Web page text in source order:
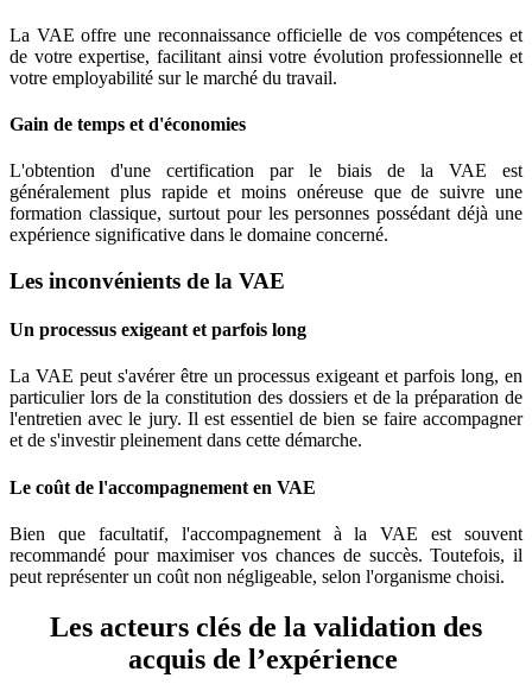
La VAE offre une reconnaissance officielle de vos compétences et
de votre expertise, facilitant ainsi votre évolution professionnelle et
votre employabilité sur le marché du travail.
Gain de temps et d'économies
L'obtention d'une certification par le biais de la VAE est
généralement plus rapide et moins onéreuse que de suivre une
formation classique, surtout pour les personnes possédant déjà une
expérience significative dans le domaine concerné.
Les inconvénients de la VAE
Un processus exigeant et parfois long
La VAE peut s'avérer être un processus exigeant et parfois long, en
particulier lors de la constitution des dossiers et de la préparation de
l'entretien avec le jury. Il est essentiel de bien se faire accompagner
et de s'investir pleinement dans cette démarche.
Le coût de l'accompagnement en VAE
Bien que facultatif, l'accompagnement à la VAE est souvent
recommandé pour maximiser vos chances de succès. Toutefois, il
peut représenter un coût non négligeable, selon l'organisme choisi.
Les acteurs clés de la validation des
acquis de l’expérience